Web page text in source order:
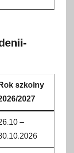
Rok szkolny
2027
–